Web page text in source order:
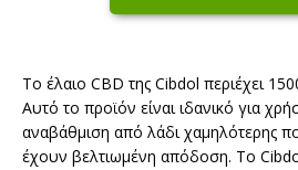
Το έλαιο CBD της Cibdol περιέχει
Αυτό το προϊόν είναι ιδανικό για
αναβάθμιση από λάδι χαμηλότερης
έχουν βελτιωμένη απόδοση. Το